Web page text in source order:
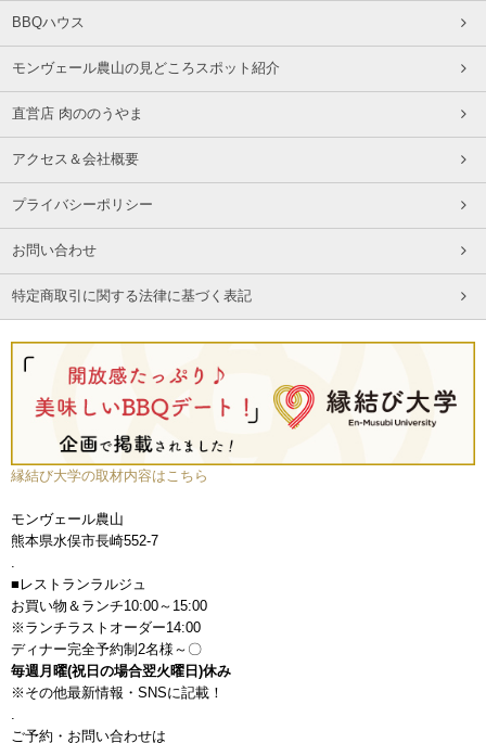
BBQハウス
モンヴェール農山の見どころスポット紹介
直営店 肉ののうやま
アクセス＆会社概要
プライバシーポリシー
お問い合わせ
特定商取引に関する法律に基づく表記
縁結び大学の取材内容はこちら
モンヴェール農山
熊本県水俣市長崎552-7
■レストランラルジュ
お買い物＆ランチ10:00～15:00
※ランチラストオーダー14:00
ディナー完全予約制2名様～〇
毎週月曜(祝日の場合翌火曜日)休み
※その他最新情報・SNSに記載！
ご予約・お問い合わせは